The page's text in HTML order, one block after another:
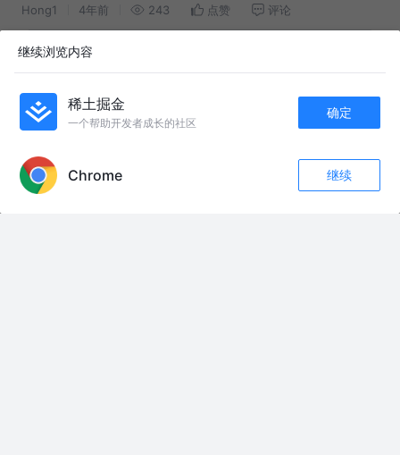
509
Hong1 4年前 243 点赞 评论
还在手撸 Nginx 配置？试试这款可视化配置工具吧，真心强大！
Redis官方发布高颜值可视化工具，功能还强的离谱！
尤雨溪官宣 VitePress 1.0，第一个主版本横空出世！
继续浏览内容
稀土掘金
一个帮助开发者成长的社区
确定
Chrome 继续